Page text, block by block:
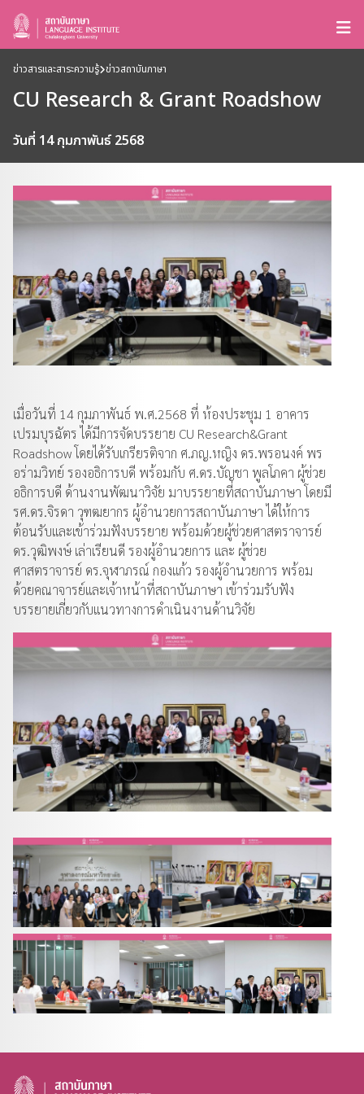
ข่าวสารและสาระความรู้ ข่าวสถาบันภาษา
CU Research & Grant Roadshow
วันที่ 14 กุมภาพันธ์ 2568
เมื่อวันที่ 14 กุมภาพันธ์ พ.ศ.2568 ที่ ห้องประชุม 1 อาคาร
เปรมบุรฉัตร ได้มีการจัดบรรยาย CU Research&Grant
Roadshow โดยได้รับเกรียรติจาก ศ.ภญ.หญิง ดร.พรอนงค์ พร
อร่ามวิทย์ รองอธิการบดี พร้อมกับ ศ.ดร.บัญชา พูลโภคา ผู้ช่วย
อธิการบดี ด้านงานพัฒนาวิจัย มาบรรยายที่สถาบันภาษา โดยมี
รศ.ดร.จิรดา วุฑฒยากร ผู้อำนวยการสถาบันภาษา ได้ให้การ
ต้อนรับและเข้าร่วมฟังบรรยาย พร้อมด้วยผู้ช่วยศาสตราจารย์
ดร.วุฒิพงษ์ เล่าเรียนดี รองผู้อำนวยการ และ ผู้ช่วย
ศาสตราจารย์ ดร.จุฬาภรณ์ กองแก้ว รองผู้อำนวยการ พร้อม
ด้วยคณาจารย์และเจ้าหน้าที่สถาบันภาษา เข้าร่วมรับฟัง
บรรยายเกี่ยวกับแนวทางการดำเนินงานด้านวิจัย